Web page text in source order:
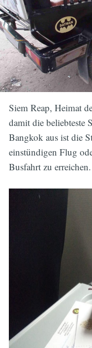
Siem Reap, Heimat
damit die beliebteste
Bangkok aus ist die
einstündigen Flug
Busfahrt zu erreichen.